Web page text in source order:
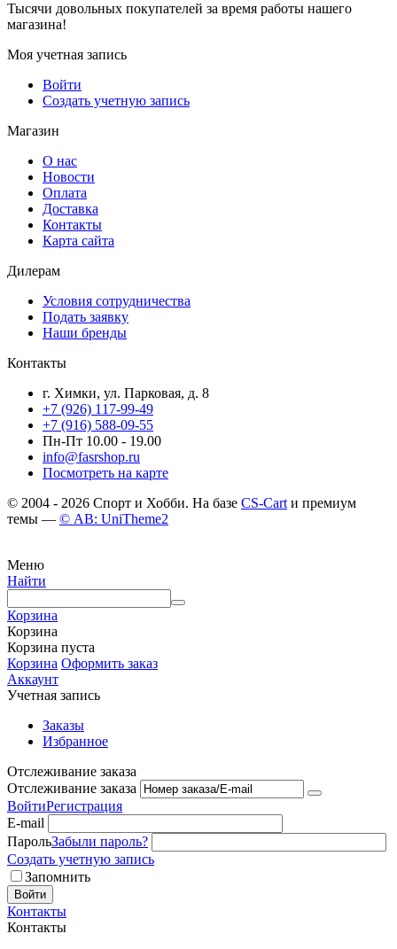
Тысячи довольных покупателей за время работы нашего
магазина!
Моя учетная запись
Войти
Создать учетную запись
Магазин
О нас
Новости
Оплата
Доставка
Контакты
Карта сайта
Дилерам
Условия сотрудничества
Подать заявку
Наши бренды
Контакты
г. Химки, ул. Парковая, д. 8
+7 (926) 117-99-49
+7 (916) 588-09-55
Пн-Пт 10.00 - 19.00
info@fasrshop.ru
Посмотреть на карте
© 2004 - 2026 Спорт и Хобби. На базе CS-Cart и премиум
темы — © AB: UniTheme2
Меню
Найти
Корзина
Корзина
Корзина пуста
Корзина Оформить заказ
Аккаунт
Учетная запись
Заказы
Избранное
Отслеживание заказа
Отслеживание заказа
ВойтиРегистрация
E-mail
ПарольЗабыли пароль?
Создать учетную запись
Запомнить
Войти
Контакты
Контакты